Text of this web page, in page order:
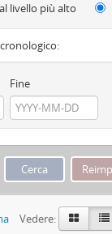
livello più alto
Fine
Vedere: